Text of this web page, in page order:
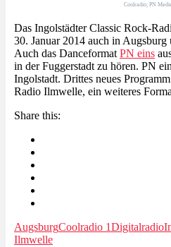
Coolradio; PN
Das Ingolstädter Classic Rock-
30. Januar 2014 auch in
Auch das Danceformat PN eins
in der Fuggerstadt zu hören. PN
Ingolstadt. Drittes neues
Radio Ilmwelle, ein weiteres
Share this:
AugsburgCoolradio 1Digitalradio
Ilmwelle